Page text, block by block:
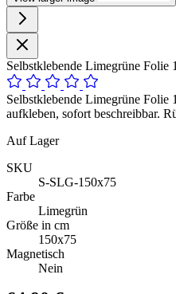
Selbstklebende Limegrüne Folie
Selbstklebende Limegrüne
aufkleben, sofort beschreibbar.
Auf Lager
SKU
S-SLG-150x75
Farbe
Limegrün
Größe in cm
150x75
Magnetisch
Nein